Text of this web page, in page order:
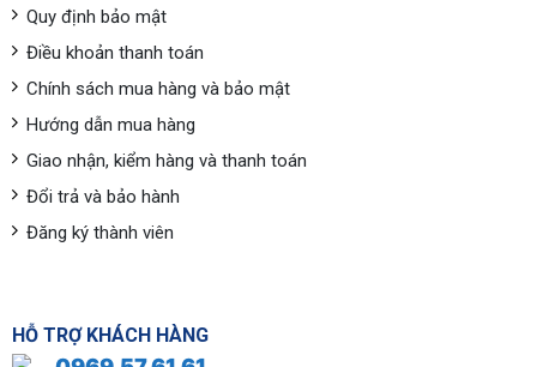
Quy định bảo mật
Điều khoản thanh toán
Chính sách mua hàng và bảo mật
Hướng dẫn mua hàng
Giao nhận, kiểm hàng và thanh toán
Đổi trả và bảo hành
Đăng ký thành viên
HỖ TRỢ KHÁCH HÀNG